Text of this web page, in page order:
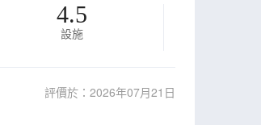
4.5
設施
評價於：2026年07月21日